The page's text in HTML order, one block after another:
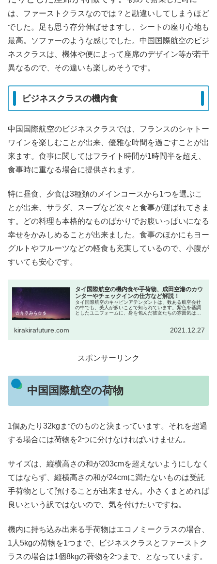
は、ファーストクラスなのでは？と勘違いしてしまうほど
でした。足も思う存分伸ばせますし、シートの座り心地も
最高。ソファーのような感じでした。中国国際航空のビジ
ネスクラスは、機体や便によって座席のデザイン等が若干
異なるので、その違いも楽しめそうです。
ビジネスクラスの機内食
中国国際航空のビジネスクラスでは、フランスのシャトー
ワインを楽しむことが出来、優雅な時間を過ごすことが出
来ます。食事に関してはフライト時間が1時間半を超え、
食事時に重なる場合に提供されます。
特に昼食、夕食は3種類のメインコースから1つを選ぶこ
とが出来、サラダ、スープなど次々と食事が運ばれてきま
す。どの料理も本格的なものばかりでお腹いっぱいになる
幸せをかみしめることが出来ました。食事のほかにもヨー
グルトやフルーツなどの軽食も充実しているので、小腹が
すいても安心です。
タイ国際航空の機内食や手荷物、成田空港のカウ
ンターやチェックインの仕方など解説！
タイ国際航空のキャビンアテンダントは、数ある航空会社
の中でも、美人が多いことで知られています。紫色を基調
としたユニフォームに、身を包んだ彼女たちの雰囲気は、
kirakirafuture.com 2021.12.27
スポンサーリンク
中国国際航空の荷物
1個あたり32kgまでのものと決まっています。それを超過
する場合には荷物を2つに分けなければいけません。
サイズは、縦横高さの和が203cmを超えないようにしなく
てはならず、縦横高さの和が24cmに満たないものは受託
手荷物として預けることが出来ません。小さくまとめれば
良いという訳ではないので、気を付けたいですね。
機内に持ち込み出来る手荷物はエコノミークラスの場合、
1人5kgの荷物を1つまで、ビジネスクラスとファーストク
ラスの場合は1個8kgの荷物を2つまで、となっています。